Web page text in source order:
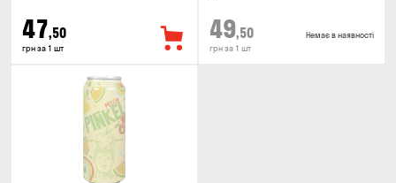
47,50
грн за 1 шт
49,50
грн за 1 шт
Немає в наявності